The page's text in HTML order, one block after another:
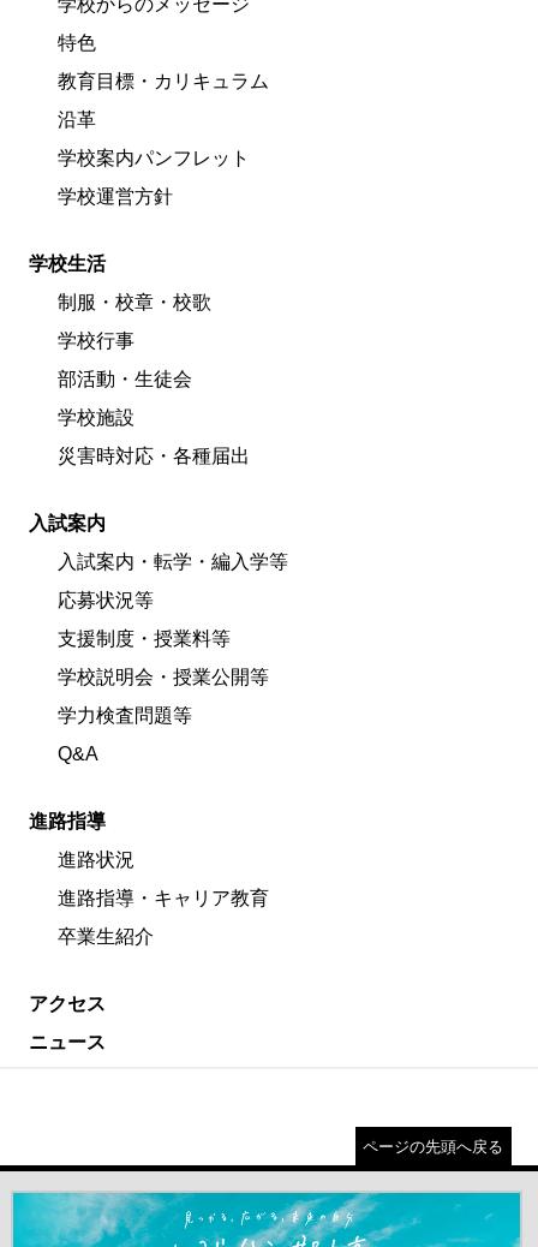
学校からのメッセージ
特色
教育目標・カリキュラム
沿革
学校案内パンフレット
学校運営方針
学校生活
制服・校章・校歌
学校行事
部活動・生徒会
学校施設
災害時対応・各種届出
入試案内
入試案内・転学・編入学等
応募状況等
支援制度・授業料等
学校説明会・授業公開等
学力検査問題等
Q&A
進路指導
進路状況
進路指導・キャリア教育
卒業生紹介
アクセス
ニュース
ページの先頭へ戻る
＃だから都立高（別ウインドウが開きます）